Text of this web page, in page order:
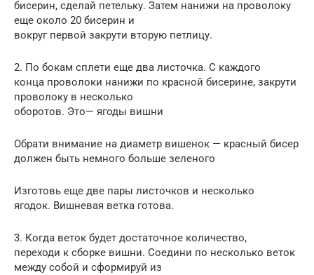
бисерин, сделай петельку. Затем нанижи на проволоку
еще около 20 бисерин и
вокруг первой закрути вторую петлицу.
2. По бокам сплети еще два листочка. С каждого
конца проволоки нанижи по красной бисерине, закрути
проволоку в несколько
оборотов. Это— ягоды вишни
Обрати внимание на диаметр вишенок — красный бисер
должен быть немного больше зеленого
Изготовь еще две пары листочков и несколько
ягодок. Вишневая ветка готова.
3. Когда веток будет достаточное количество,
переходи к сборке вишни. Соедини по несколько веток
между собой и сформируй из